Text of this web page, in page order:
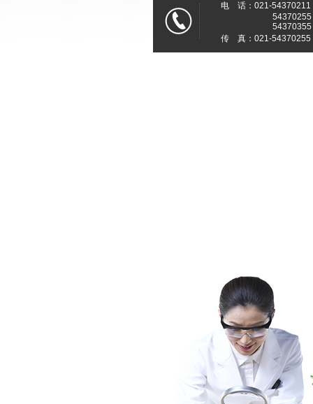
电 话：021-54370211
54370255
54370355
传 真：021-54370255